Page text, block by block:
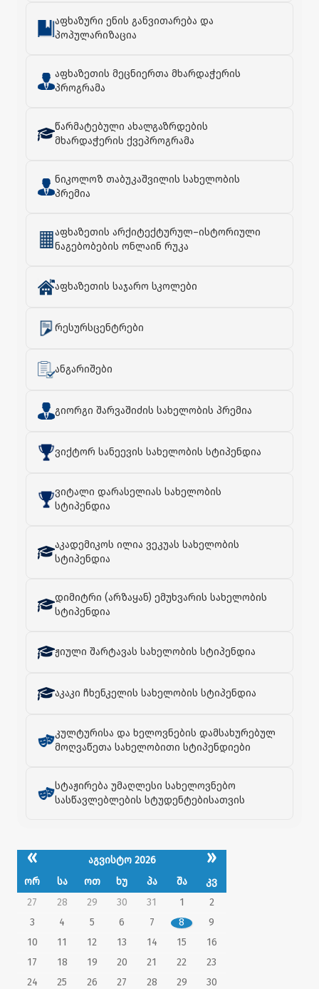
აფხაზური ენის განვითარება და
პოპულარიზაცია
აფხაზეთის მეცნიერთა მხარდაჭერის
პროგრამა
წარმატებული ახალგაზრდების
მხარდაჭერის ქვეპროგრამა
ნიკოლოზ თაბუკაშვილის სახელობის
პრემია
აფხაზეთის არქიტექტურულ–ისტორიული
ნაგებობების ონლაინ რუკა
აფხაზეთის საჯარო სკოლები
რესურსცენტრები
ანგარიშები
გიორგი შარვაშიძის სახელობის პრემია
ვიქტორ სანეევის სახელობის სტიპენდია
ვიტალი დარასელიას სახელობის
სტიპენდია
აკადემიკოს ილია ვეკუას სახელობის
სტიპენდია
დიმიტრი (არზაყან) ემუხვარის სახელობის
სტიპენდია
ჟიული შარტავას სახელობის სტიპენდია
აკაკი ჩხენკელის სახელობის სტიპენდია
კულტურისა და ხელოვნების დამსახურებულ
მოღვაწეთა სახელობითი სტიპენდიები
სტაჟირება უმაღლესი სახელოვნებო
სასწავლებლების სტუდენტებისათვის
« აგვისტო 2026 »
ორ სა ოთ ხუ პა შა
კვ
27
28 29 30 31 1
2
3
4 5 6 7 8
9
10
11 12 13 14 15
16
17
18 19 20 21 22
23
24
25 26 27 28 29
30